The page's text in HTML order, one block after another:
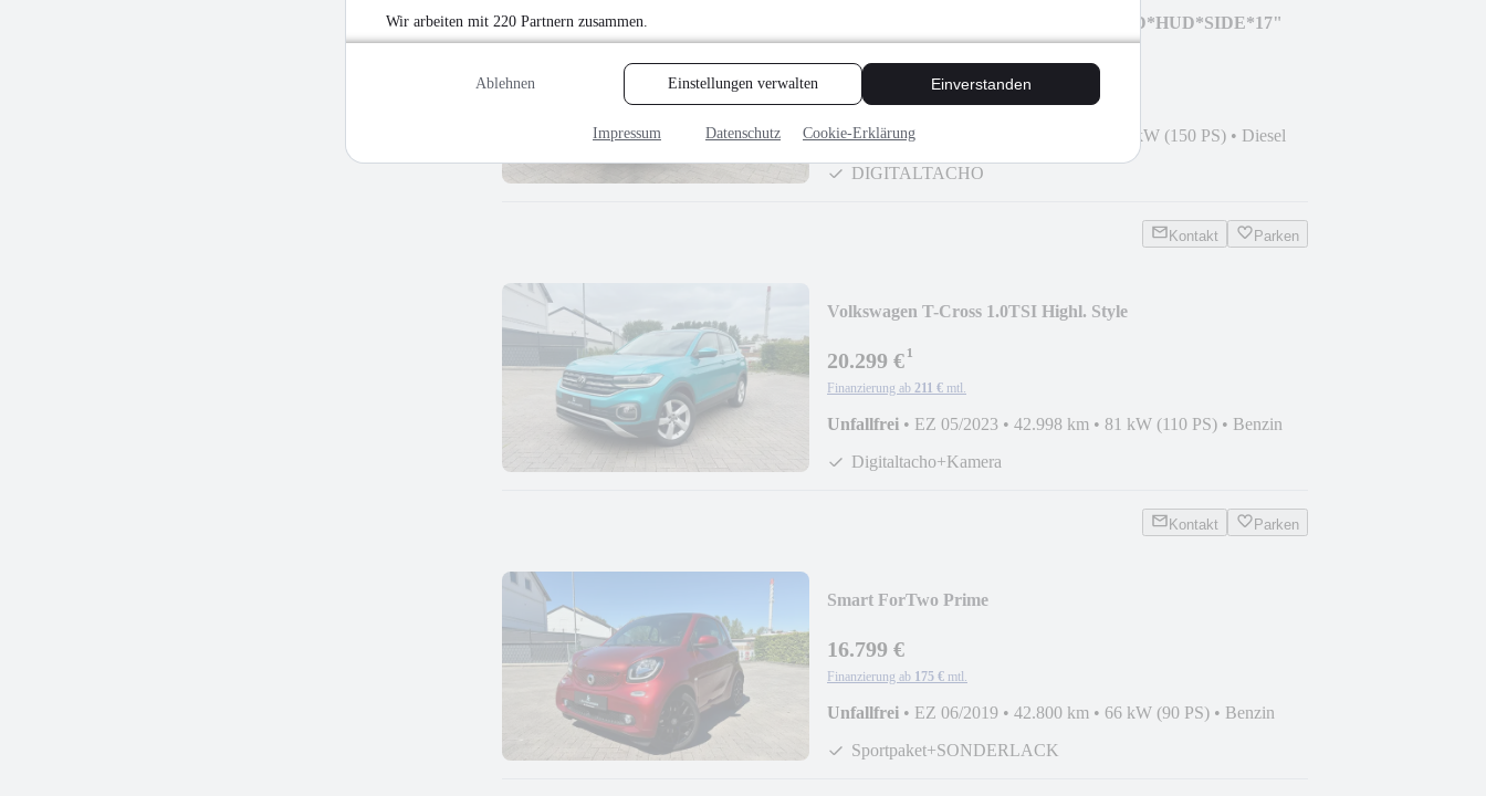
Wir arbeiten mit 220 Partnern zusammen.
Ablehnen Einstellungen verwalten Einverstanden
Impressum Datenschutz Cookie-Erklärung
Ford Focus 2.0 Turnier Vignale AID*LED*HUD*SIDE*17"
17.299 €¹
Finanzierung ab
Unfallfrei•EZ 10/2020 110 kW (150 PS) • Diesel
DIGITALTACHO
Kontakt Parken
Volkswagen T-Cross 1.0TSI Highl. Style
20.299 €¹
Finanzierung ab 211 € mtl.
Unfallfrei • EZ 05/2023 • 42.998 km • 81 kW (110 PS) • Benzin
Digitaltacho+Kamera
Kontakt Parken
Smart ForTwo Prime
16.799 €
Finanzierung ab 175 € mtl.
Unfallfrei • EZ 06/2019 • 42.800 km • 66 kW (90 PS) • Benzin
Sportpaket+SONDERLACK